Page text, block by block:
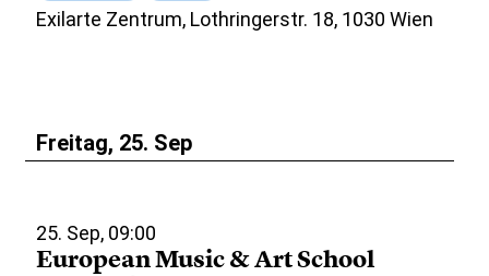
Exilarte Zentrum, Lothringerstr. 18, 1030 Wien
Freitag, 25. Sep
25. Sep, 09:00
European Music & Art School